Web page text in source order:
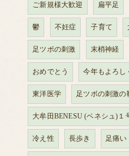
ご新規様大歓迎 扁平足
鬱 不妊症 子育て
足ツボの刺激 末梢神経
おめでとう 今年もよろし
東洋医学 足ツボの刺激の
大牟田BENESU (ベネシュ)１
冷え性 長歩き 足痛い